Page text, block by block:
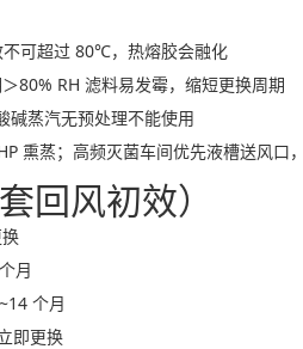
可超过 80℃，热熔胶会融化
80% RH 滤料易发霉，缩短更换周期
碱蒸汽无预处理不能使用
熏蒸；高频灭菌车间优先液槽送风口
回风初效）
月
个月
即更换